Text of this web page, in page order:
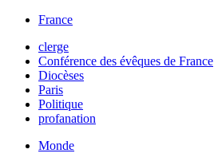
France
clerge
Conférence des évêques de France
Diocèses
Paris
Politique
profanation
Monde